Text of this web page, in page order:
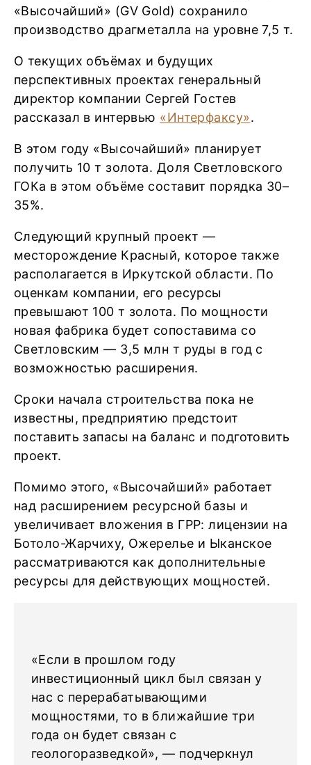
«Высочайший» (GV Gold) сохранило
производство драгметалла на уровне 7,5 т.
О текущих объёмах и будущих
перспективных проектах генеральный
директор компании Сергей Гостев
рассказал в интервью «Интерфаксу».
В этом году «Высочайший» планирует
получить 10 т золота. Доля Светловского
ГОКа в этом объёме составит порядка 30–
35%.
Следующий крупный проект —
месторождение Красный, которое также
располагается в Иркутской области. По
оценкам компании, его ресурсы
превышают 100 т золота. По мощности
новая фабрика будет сопоставима со
Светловским — 3,5 млн т руды в год с
возможностью расширения.
Сроки начала строительства пока не
известны, предприятию предстоит
поставить запасы на баланс и подготовить
проект.
Помимо этого, «Высочайший» работает
над расширением ресурсной базы и
увеличивает вложения в ГРР: лицензии на
Ботоло-Жарчиху, Ожерелье и Ыканское
рассматриваются как дополнительные
ресурсы для действующих мощностей.
«Если в прошлом году
инвестиционный цикл был связан у
нас с перерабатывающими
мощностями, то в ближайшие три
года он будет связан с
геологоразведкой», — подчеркнул